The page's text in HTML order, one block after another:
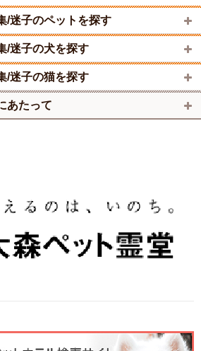
/迷子のペットを探す
/迷子の犬を探す
/迷子の猫を探す
あたって